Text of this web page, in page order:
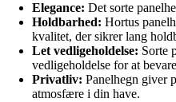
Elegance: Det sorte
Holdbarhed: Hortus
kvalitet, der sikrer lang
Let vedligeholdelse: Sorte
vedligeholdelse for at
Privatliv: Panelhegn giver
atmosfære i din have.